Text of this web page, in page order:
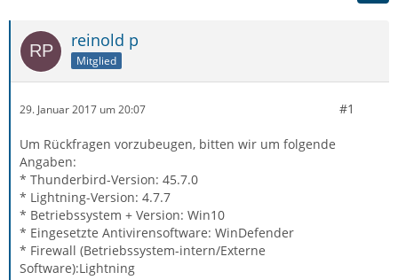
reinold p
Mitglied
29. Januar 2017 um 20:07 #1
Um Rückfragen vorzubeugen, bitten wir um folgende
Angaben:
* Thunderbird-Version: 45.7.0
* Lightning-Version: 4.7.7
* Betriebssystem + Version: Win10
* Eingesetzte Antivirensoftware: WinDefender
* Firewall (Betriebssystem-intern/Externe
Software):Lightning